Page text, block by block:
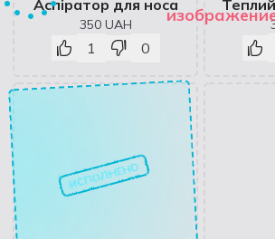
Аспіратор для носа
350 UAH
1 0
ИСПОЛНЕНО